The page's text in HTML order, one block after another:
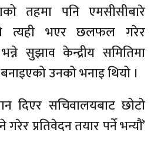
तहमा पनि एमसीसीबारे
त्यही भएर छलफल गरेर
सुझाव केन्द्रीय समितिमा
उनको भनाइ थियो ।
दिएर सचिवालयबाट छोटो
प्रतिवेदन तयार पर्ने भन्यौं’